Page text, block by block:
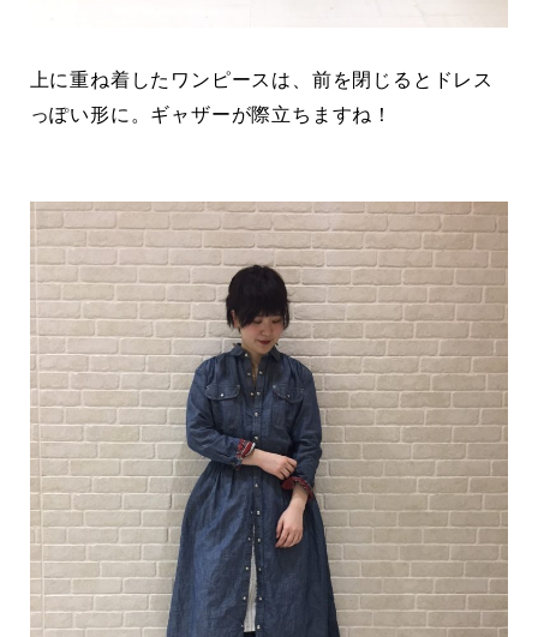
上に重ね着したワンピースは、前を閉じるとドレス
っぽい形に。ギャザーが際立ちますね！